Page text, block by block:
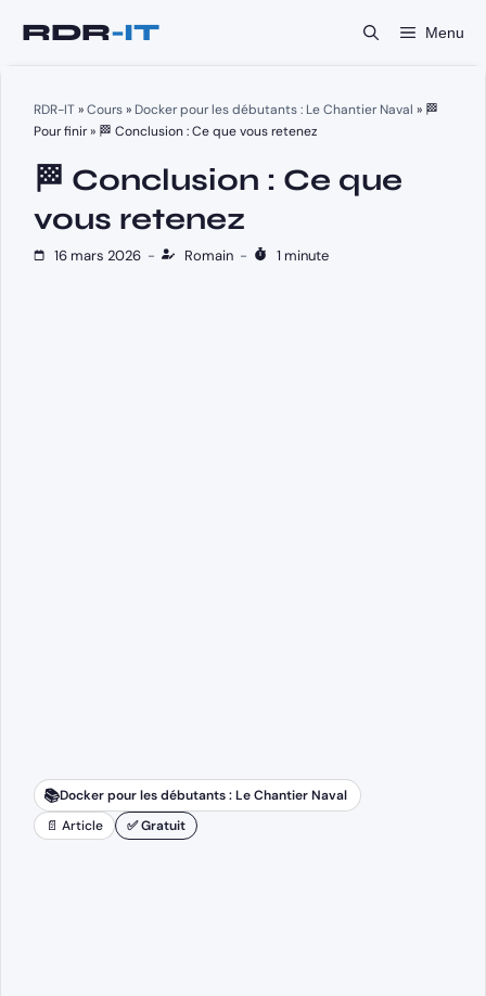
Menu
RDR-IT»Cours» Docker pour les débutants : Le Chantier Naval » 🏁
Pour finir» 🏁 Conclusion : Ce que vous retenez
🏁 Conclusion : Ce que
vous retenez
16 mars 2026 - Romain - 1 minute
📚Docker pour les débutants : Le Chantier Naval
📄 Article
✅ Gratuit